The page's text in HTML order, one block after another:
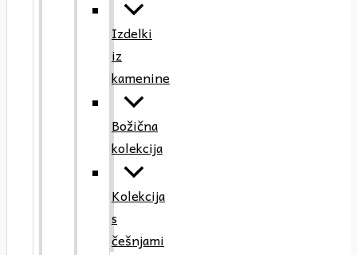
Izdelki
iz
kamenine
Božična
kolekcija
Kolekcija
s
češnjami